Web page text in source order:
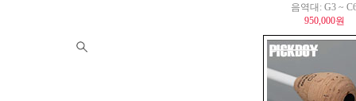
음역대: G3 ~
950,000원